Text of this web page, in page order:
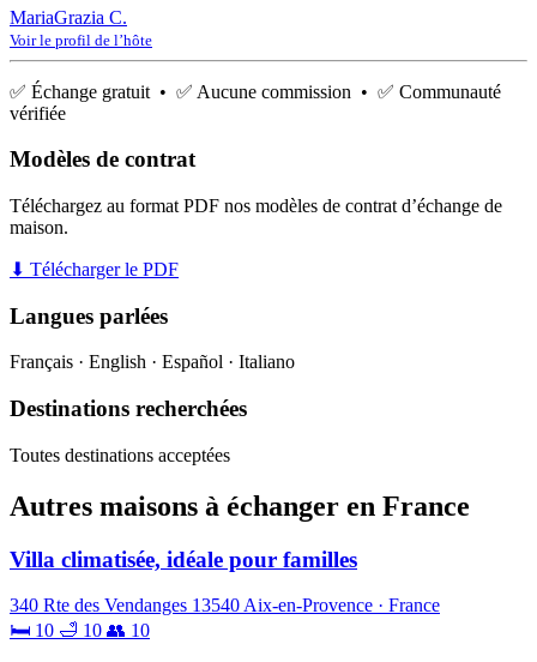
MariaGrazia C.
Voir le profil de l’hôte
✅ Échange gratuit • ✅ Aucune commission • ✅ Communauté
vérifiée
Modèles de contrat
Téléchargez au format PDF nos modèles de contrat d’échange de
maison.
⬇ Télécharger le PDF
Langues parlées
Français · English · Español · Italiano
Destinations recherchées
Toutes destinations acceptées
Autres maisons à échanger en France
Villa climatisée, idéale pour familles
340 Rte des Vendanges 13540 Aix-en-Provence · France
🛏 10 🛁 10 👥 10